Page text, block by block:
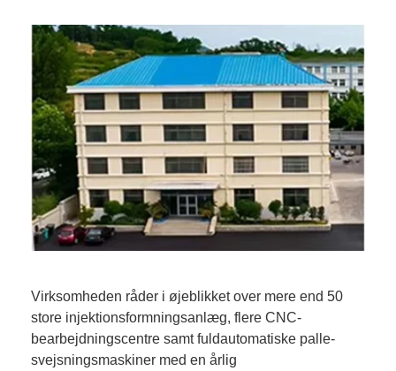
Virksomheden råder i øjeblikket over mere end 50
store injektionsformningsanlæg, flere CNC-
bearbejdningscentre samt fuldautomatiske palle-
svejsningsmaskiner med en årlig